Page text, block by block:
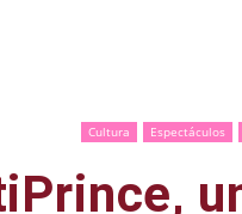
Cultura Espectáculos